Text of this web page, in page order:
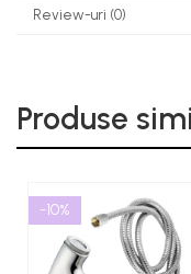
Review-uri (0)
Produse
-10%